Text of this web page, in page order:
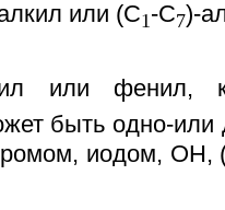
или (С1-С7)-
или фенил,
быть одно-или
иодом, ОН,